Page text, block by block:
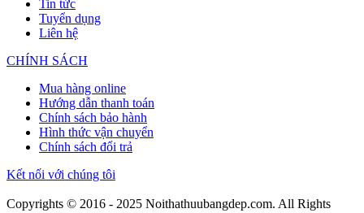
Tin tức
Tuyển dụng
Liên hệ
CHÍNH SÁCH
Mua hàng online
Hướng dẫn thanh toán
Chính sách bảo hành
Hình thức vận chuyển
Chính sách đổi trả
Kết nối với chúng tôi
Copyrights © 2016 - 2025 Noithathuubangdep.com. All Rights